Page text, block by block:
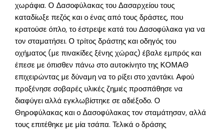
χωράφια. Ο Δασοφύλακας του Δασαρχείου τους
καταδίωξε πεζός και ο ένας από τους δράστες, που
κρατούσε όπλο, το έστρεψε κατά του Δασοφύλακα για να
τον σταματήσει. Ο τρίτος δράστης και οδηγός του
οχήματος (με πινακίδες ξένης χώρας) έβαλε εμπρός και
έπεσε με όπισθεν πάνω στο αυτοκίνητο της ΚΟΜΑΘ
επιχειρώντας με δύναμη να το ρίξει στο χαντάκι. Αφού
προξένησε σοβαρές υλικές ζημιές προσπάθησε να
διαφύγει αλλά εγκλωβίστηκε σε αδιέξοδο. Ο
Θηροφύλακας και ο Δασοφύλακας τον σταμάτησαν, αλλά
τους επιτέθηκε με μία τσάπα. Τελικά ο δράσης